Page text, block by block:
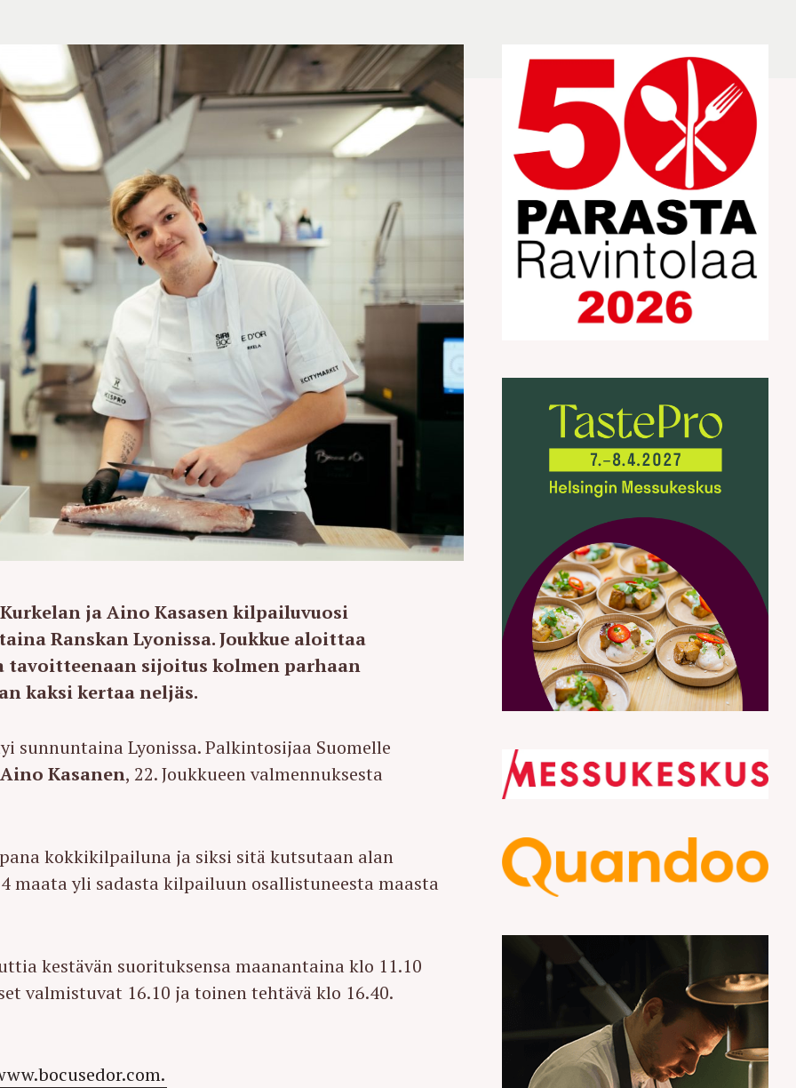
Kurkelan ja Aino Kasasen kilpailuvuosi
Ranskan Lyonissa. Joukkue aloittaa
tavoitteenaan sijoitus kolmen parhaan
kaksi kertaa neljäs.
sunnuntaina Lyonissa. Palkintosijaa Suomelle
Aino Kasanen, 22. Joukkueen valmennuksesta
kokkikilpailuna ja siksi sitä kutsutaan alan
maata yli sadasta kilpailuun osallistuneesta maasta
kestävän suorituksensa maanantaina klo 11.10
valmistuvat 16.10 ja toinen tehtävä klo 16.40.